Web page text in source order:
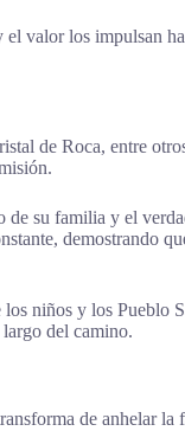
valor los impulsan
de Roca, entre
de su familia y el
demostrando
niños y los Pueblo
del camino.
de anhelar